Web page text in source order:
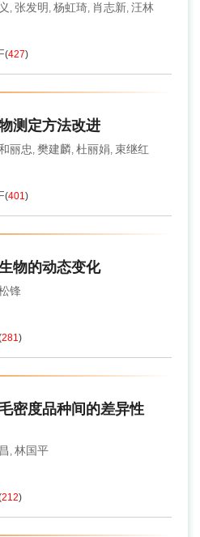
, 张发明 , 杨虹琦, 肖志新, 汪林
(427)
测定方法改进
丽忠 , 樊建麟, 杜丽娟, 束继红
(401)
物的动态变化
锋
281)
密度品种间的差异性
, 林国平
212)